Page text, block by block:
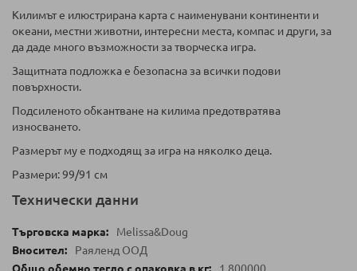
Килимът е илюстрирана карта с наименувани континенти и
океани, местни животни, интересни места, компас и други, за
да даде много възможности за творческа игра.
Защитната подложка е безопасна за всички подови
повърхности.
Подсиленото обкантване на килима предотвратява
износването.
Размерът му е подходящ за игра на няколко деца.
Размери: 99/91 см
Технически данни
Melissa&Doug
Раяленд ООД